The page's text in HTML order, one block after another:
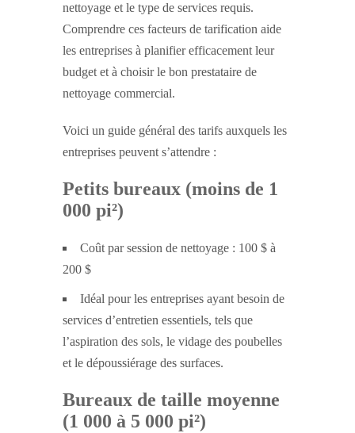
nettoyage et le type de services requis.
Comprendre ces facteurs de tarification aide
les entreprises à planifier efficacement leur
budget et à choisir le bon prestataire de
nettoyage commercial.
Voici un guide général des tarifs auxquels les
entreprises peuvent s’attendre :
Petits bureaux (moins de 1
000 pi²)
Coût par session de nettoyage : 100 $ à
200 $
Idéal pour les entreprises ayant besoin de
services d’entretien essentiels, tels que
l’aspiration des sols, le vidage des poubelles
et le dépoussiérage des surfaces.
Bureaux de taille moyenne
(1 000 à 5 000 pi²)